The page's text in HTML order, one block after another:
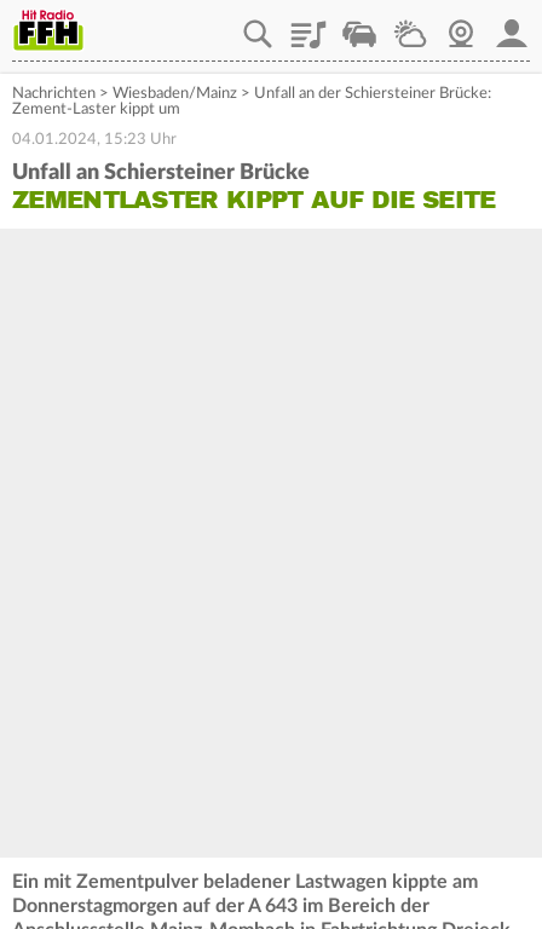
PlaylistStaupilotWetterWebcam
Nachrichten > Wiesbaden/Mainz > Unfall an der Schiersteiner Brücke:
Zement-Laster kippt um
04.01.2024, 15:23 Uhr
Unfall an Schiersteiner Brücke
ZEMENTLASTER KIPPT AUF DIE SEITE
Ein mit Zementpulver beladener Lastwagen kippte am
Donnerstagmorgen auf der A 643 im Bereich der